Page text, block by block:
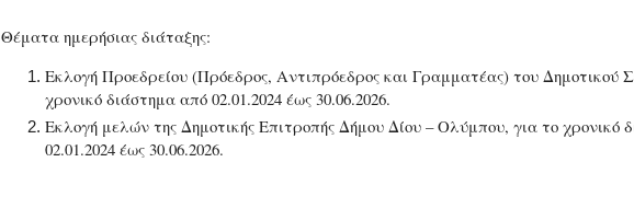
Θέματα ημερήσιας διάταξης:
Εκλογή Προεδρείου (Πρόεδρος, Αντιπρόεδρος και Γραμματέας) του Δημοτικού
χρονικό διάστημα από 02.01.2024 έως 30.06.2026.
Εκλογή μελών της Δημοτικής Επιτροπής Δήμου Δίου – Ολύμπου, για το χρονικό
02.01.2024 έως 30.06.2026.